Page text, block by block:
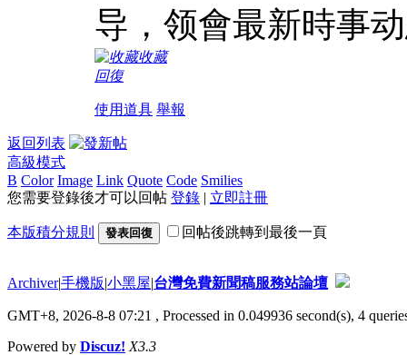
导，领會最新時事
收藏
回復
使用道具 舉報
返回列表
高級模式
B Color Image Link Quote Code Smilies
您需要登錄後才可以回帖 登錄 | 立即註冊
本版積分規則 發表回復 回帖後跳轉到最後一頁
Archiver|手機版|小黑屋|台灣免費新聞稿服務站論壇
GMT+8, 2026-8-8 07:21 , Processed in 0.049936 second(s), 4
Powered by Discuz! X3.3